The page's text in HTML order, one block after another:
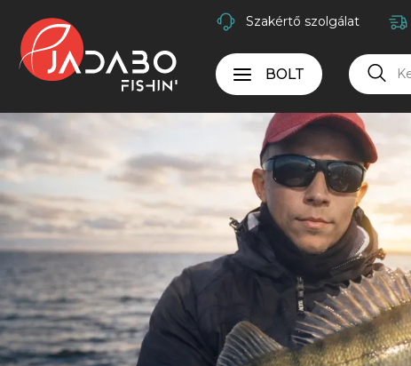
Szakértő szolgálat
BOLT